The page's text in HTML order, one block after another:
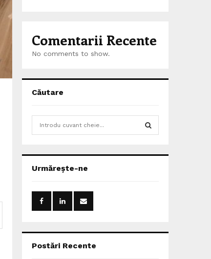
Comentarii Recente
No comments to show.
Căutare
h
o
:
Urmărește-ne
Postări Recente